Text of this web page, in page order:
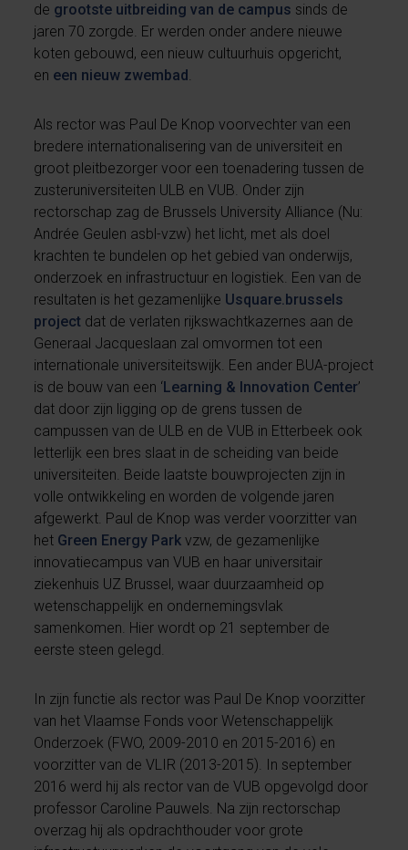
de grootste uitbreiding van de campus sinds de
jaren 70 zorgde. Er werden onder andere nieuwe
koten gebouwd, een nieuw cultuurhuis opgericht,
en een nieuw zwembad.
Als rector was Paul De Knop voorvechter van een
bredere internationalisering van de universiteit en
groot pleitbezorger voor een toenadering tussen de
zusteruniversiteiten ULB en VUB. Onder zijn
rectorschap zag de Brussels University Alliance (Nu:
Andrée Geulen asbl-vzw) het licht, met als doel
krachten te bundelen op het gebied van onderwijs,
onderzoek en infrastructuur en logistiek. Een van de
resultaten is het gezamenlijke Usquare.brussels
project dat de verlaten rijkswachtkazernes aan de
Generaal Jacqueslaan zal omvormen tot een
internationale universiteitswijk. Een ander BUA-project
is de bouw van een ‘Learning & Innovation Center’
dat door zijn ligging op de grens tussen de
campussen van de ULB en de VUB in Etterbeek ook
letterlijk een bres slaat in de scheiding van beide
universiteiten. Beide laatste bouwprojecten zijn in
volle ontwikkeling en worden de volgende jaren
afgewerkt. Paul de Knop was verder voorzitter van
het Green Energy Park vzw, de gezamenlijke
innovatiecampus van VUB en haar universitair
ziekenhuis UZ Brussel, waar duurzaamheid op
wetenschappelijk en ondernemingsvlak
samenkomen. Hier wordt op 21 september de
eerste steen gelegd.
In zijn functie als rector was Paul De Knop voorzitter
van het Vlaamse Fonds voor Wetenschappelijk
Onderzoek (FWO, 2009-2010 en 2015-2016) en
voorzitter van de VLIR (2013-2015). In september
2016 werd hij als rector van de VUB opgevolgd door
professor Caroline Pauwels. Na zijn rectorschap
overzag hij als opdrachthouder voor grote